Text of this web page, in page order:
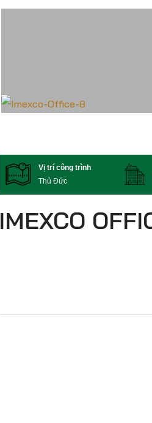
Vị trí công trình
Thủ Đức
IMEXCO